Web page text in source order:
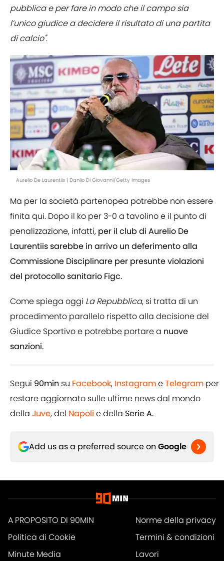
pubblica e per fare in modo che il campo sia
l’unico giudice a decidere il risultato di una partita
di calcio".
Aurelio De Laurentiis | Danilo Di Giovanni/Getty Images
Ma per la società partenopea potrebbe non essere
finita qui. Dopo il ko per 3-0 a tavolino e il punto di
penalizzazione, infatti, per il club di Aurelio De
Laurentiis sarebbe in arrivo un deferimento alla
Commissione Disciplinare per presunte violazioni
del protocollo sanitario Figc.
Come spiega oggi La Repubblica, si tratta di un
procedimento parallelo rispetto alla decisione del
Giudice Sportivo e potrebbe portare a nuove
sanzioni.
Segui 90min su Facebook, InstagrameTelegram per
restare aggiornato sulle ultime news dal mondo
della Juve, del Napoli e della Serie A.
Add us as a preferred source on Google
A PROPOSITO DI 90MIN
Norme della privacy
Politica di Cookie
Termini & condizioni
Minute Media
Lavori